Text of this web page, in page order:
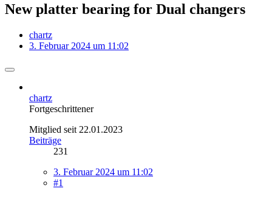
New platter bearing for Dual changers
chartz
3. Februar 2024 um 11:02
chartz
Fortgeschrittener
Mitglied seit 22.01.2023
Beiträge
231
3. Februar 2024 um 11:02
#1